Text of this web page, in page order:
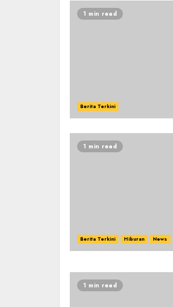
1 min read
Berita Terkini
1 min read
Berita Terkini Hiburan News
1 min read